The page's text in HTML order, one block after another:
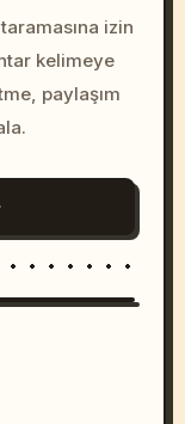
izin
kelimeye
paylaşım